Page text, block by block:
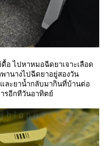
อ ไปหาหมอฉีดยาเจาะเลือด
านางไปฉีดยาอยู่สองวัน
ละยาน้ำกลับมากินที่บ้านต่อ
รอีกทีวันอาทิตย์